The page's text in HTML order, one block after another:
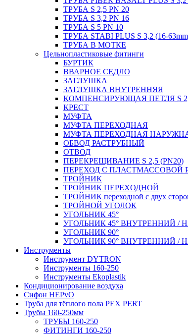
ТРУБА S 2,5 PN 20
ТРУБА S 3,2 PN 16
ТРУБА S 5 PN 10
ТРУБА STABI PLUS S 3,2 (16-
ТРУБА В МОТКЕ
Цельнопластиковые фитинги
БУРТИК
ВВАРНОЕ СЕДЛО
ЗАГЛУШКА
ЗАГЛУШКА ВНУТРЕННЯЯ
КОМПЕНСИРУЮЩАЯ ПЕТЛЯ S
КРЕСТ
МУФТА
МУФТА ПЕРЕХОДНАЯ
МУФТА ПЕРЕХОДНАЯ
ОБВОД РАСТРУБНЫЙ
ОТВОД
ПЕРЕКРЕЩИВАНИЕ S 2,5 (PN20)
ПЕРЕХОД С ПЛАСТМАССОВОЙ
ТРОЙНИК
ТРОЙНИК ПЕРЕXОДНОЙ
ТРОЙНИК переходной с двух
ТРОЙНОЙ УГОЛОК
УГОЛЬНИК 45°
УГОЛЬНИК 45° ВНУТРЕННИЙ /
УГОЛЬНИК 90°
УГОЛЬНИК 90° ВНУТРЕННИЙ /
Инструменты
Инструмент DYTRON
Инструменты 160-250
Инструменты Ekoplastik
Кондиционирование воздуха
Сифон HEPvO
Труба для тёплого пола PEX PERT
Трубы 160-250мм
ТРУБЫ 160-250
ФИТИНГИ 160-250